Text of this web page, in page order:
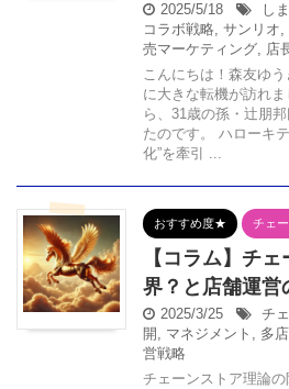
2025/5/18 し
コラボ戦略, サンリオ,
売マーケティング, 店
こんにちは！森友ゆ
に大きな転機が訪れ
ら、31歳の孫・辻朋
たのです。 ハローキ
化”を牽引 ...
おすすめ度★ チェ
【コラム】チ
界？と店舗運営
2025/3/25 チ
開 , マネジメント , 多
営戦略
チェーンストア理論